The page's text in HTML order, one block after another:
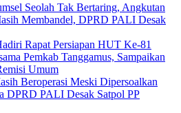
Seolah Tak Bertaring, Angkutan
Membandel, DPRD PALI Desak
Rapat Persiapan HUT Ke-81
Pemkab Tanggamus, Sampaikan
Umum
Beroperasi Meski Dipersoalkan
DPRD PALI Desak Satpol PP